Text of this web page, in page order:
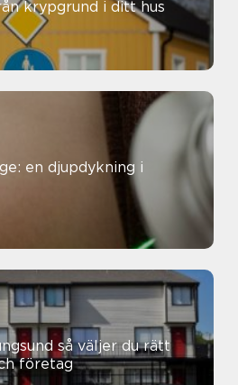
krypgrund i ditt hus
en djupdykning i
du rätt
företag